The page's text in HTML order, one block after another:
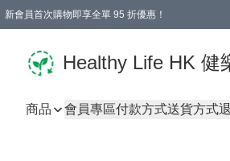
新會員首次購物即享全單 95 折優惠！
Healthy Life HK 健
商品 會員專區付款方式送貨方式